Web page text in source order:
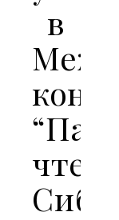
в